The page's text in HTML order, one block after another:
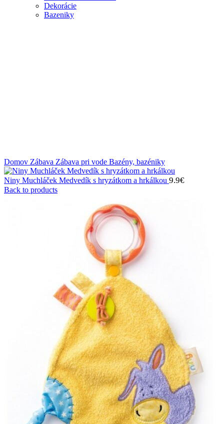
Dekorácie
Bazeniky
Domov Zábava Zábava pri vode Bazény, bazéniky
Niny Muchláček Medvedík s hryzátkom a hrkálkou 9.9€
Back to products